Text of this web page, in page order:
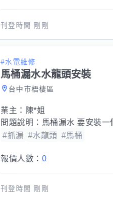
刊登時間 剛剛
#水電維修
馬桶漏水水龍頭安裝
台中市梧棲區
業主：
陳*姐
問題說明： 馬桶漏水 要安裝一
#抓漏 #水龍頭 #馬桶
報價人數： 0
刊登時間 剛剛